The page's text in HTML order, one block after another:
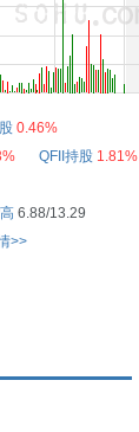
0.46%
QFII持股 1.81%
6.88/13.29
>>